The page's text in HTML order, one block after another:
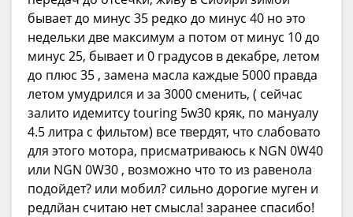
бывает до минус 35 редко до минус 40 но это
недельки две максимум а потом от минус 10 до
минус 25, бывает и 0 градусов в декабре, летом
до плюс 35 , замена масла каждые 5000 правда
летом умудрился и за 3000 сменить, ( сейчас
залито идемитсу touring 5w30 кряк, по мануалу
4.5 литра с фильтом) все твердят, что слабовато
для этого мотора, присматриваюсь к NGN 0W40
или NGN 0W30 , возможно что то из равенола
подойдет? или мобил? сильно дорогие муген и
редлйан считаю нет смысла! заранее спасибо!